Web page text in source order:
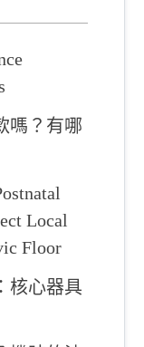
嗎？有哪
Local
Floor
核心器具